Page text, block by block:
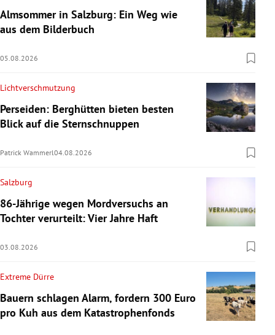
Almsommer in Salzburg: Ein Weg wie
aus dem Bilderbuch
05.08.2026
Lichtverschmutzung
Perseiden: Berghütten bieten besten
Blick auf die Sternschnuppen
Patrick Wammerl04.08.2026
Salzburg
86-Jährige wegen Mordversuchs an
Tochter verurteilt: Vier Jahre Haft
03.08.2026
Extreme Dürre
Bauern schlagen Alarm, fordern 300 Euro
pro Kuh aus dem Katastrophenfonds